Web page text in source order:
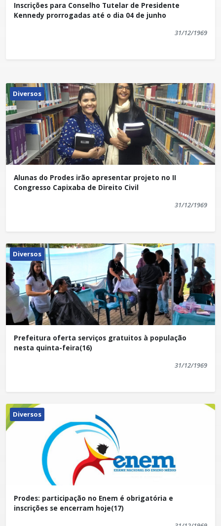
Inscrições para Conselho Tutelar de Presidente
Kennedy prorrogadas até o dia 04 de junho
31/12/1969
Diversos
Alunas do Prodes irão apresentar projeto no II
Congresso Capixaba de Direito Civil
31/12/1969
Diversos
Prefeitura oferta serviços gratuitos à população
nesta quinta-feira(16)
31/12/1969
Diversos
Prodes: participação no Enem é obrigatória e
inscrições se encerram hoje(17)